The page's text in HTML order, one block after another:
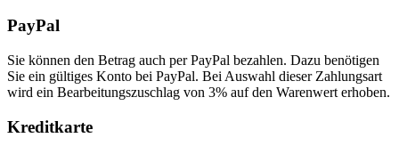
PayPal
Sie können den Betrag auch per PayPal bezahlen. Dazu benötigen
Sie ein gültiges Konto bei PayPal. Bei Auswahl dieser Zahlungsart
wird ein Bearbeitungszuschlag von 3% auf den Warenwert erhoben.
Kreditkarte